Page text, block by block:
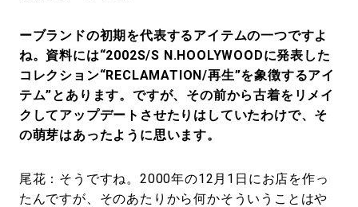
ーブランドの初期を代表するアイテムの一つですよ
ね。資料には“2002S/S N.HOOLYWOODに発表した
コレクション“RECLAMATION/再生”を象徴するアイ
テム”とあります。ですが、その前から古着をリメイ
クしてアップデートさせたりはしていたわけで、そ
の萌芽はあったように思います。
尾花：そうですね。2000年の12月1日にお店を作っ
たんですが、そのあたりから何かそういうことはや